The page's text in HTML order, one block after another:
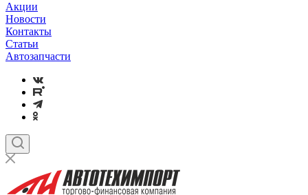
Акции
Новости
Контакты
Статьи
Автозапчасти